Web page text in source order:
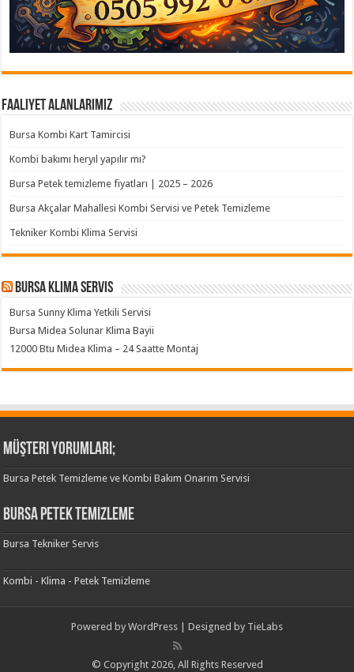
Faaliyet Alanlarımız
Bursa Kombi Kart Tamircisi
Kombi bakımı heryıl yapılır mı?
Bursa Petek temizleme fiyatları | 2025 – 2026
Bursa Akçalar Mahallesi Kombi Servisi ve Petek Temizleme
Tekniker Kombi Klima Servisi
Bursa klima servis
Bursa Sunny Klima Yetkili Servisi
Bursa Midea Solunar Klima Bayii
12000 Btu Midea Klima – 24 Saatte Montaj
Müşteri Yorumları;
Bursa Petek Temizleme ve Kombi Bakım Onarım Servisi
Bursa Petek Temizleme
Bursa Tekniker Servis
Kombi - Klima - Petek Temizleme
Powered by WordPress | Designed by TieLabs
© Copyright 2026, All Rights Reserved